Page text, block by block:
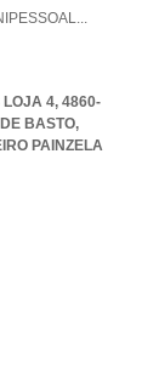
...
LOJA 4, 4860-
BASTO,
PAINZELA